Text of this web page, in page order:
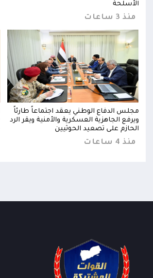
الأسلحة
منذ 3 ساعات
مجلس الدفاع الوطني يعقد اجتماعاً طارئاً
ويرفع الجاهزية العسكرية والأمنية ويقر الرد
الحازم على تصعيد الحوثيين
منذ 4 ساعات